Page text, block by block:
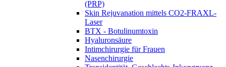
(PRP)
Skin Rejuvanation mittels CO2-FRAXL-
Laser
BTX - Botulinumtoxin
Hyaluronsäure
Intimchirurgie für Frauen
Nasenchirurgie